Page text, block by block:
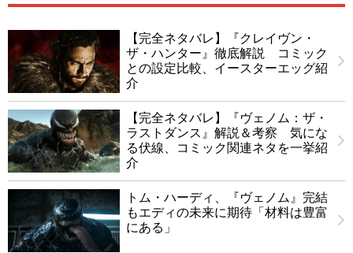
【完全ネタバレ】『クレイヴン・
ザ・ハンター』徹底解説 コミック
との設定比較、イースターエッグ紹
介
【完全ネタバレ】『ヴェノム：ザ・
ラストダンス』解説＆考察 気にな
る伏線、コミック関連ネタを一挙紹
介
トム・ハーディ、『ヴェノム』完結
もエディの未来に期待「材料は豊富
にある」